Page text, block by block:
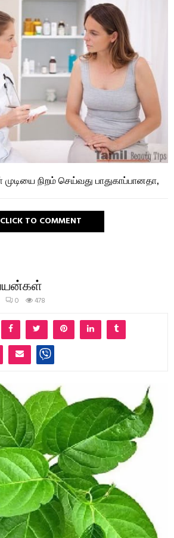
நிறம் செய்வது பாதுகாப்பானதா,
CLICK TO COMMENT
பயன்கள்
0 478